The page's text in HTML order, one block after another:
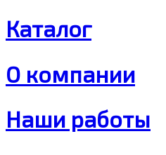
Каталог
О компании
Наши работы